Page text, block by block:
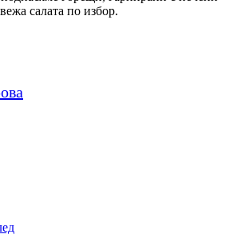
салата по избор.